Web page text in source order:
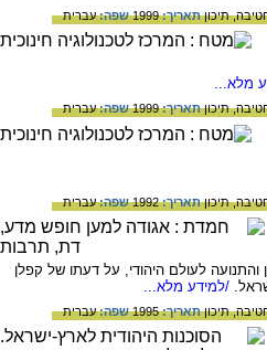
תיכוןתאריך:1999 שפה:עברית
מלא...
תיכוןתאריך:1999 שפה:עברית
תיכוןתאריך:1992 שפה:עברית
לעולם היהודי, על דעתו של קפלן
/למידע מלא...
תיכוןתאריך:1995 שפה:עברית